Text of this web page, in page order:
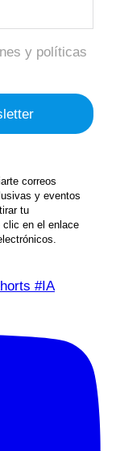
y políticas
correos
y eventos
tu
clic en el enlace
#IA